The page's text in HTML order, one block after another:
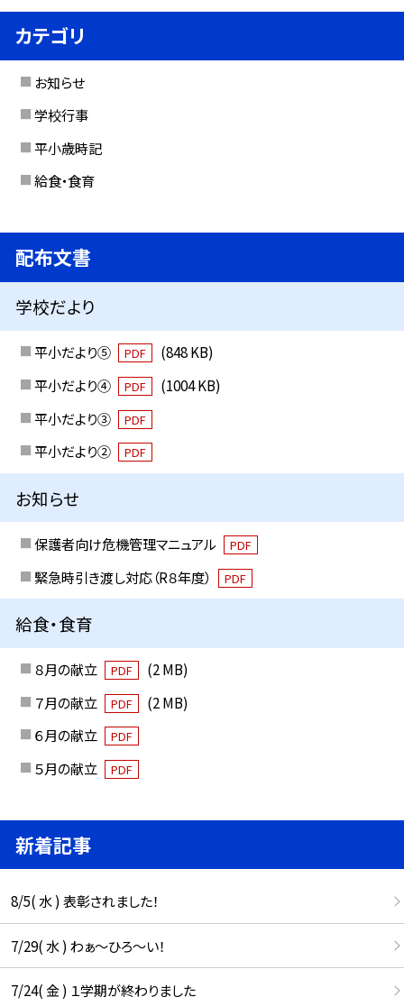
カテゴリ
お知らせ
学校行事
平小歳時記
給食・食育
配布文書
学校だより
平小だより⑤ PDF
(848 KB)
平小だより④
PDF
(1004 KB)
平小だより③
PDF
平小だより② PDF
お知らせ
保護者向け危機管理マニュアル PDF
緊急時引き渡し対応（R８年度） PDF
給食・食育
８月の献立 PDF
(2 MB)
７月の献立
PDF
(2 MB)
６月の献立
PDF
５月の献立 PDF
新着記事
8/5( 水 ) 表彰されました！
7/29( 水 ) わぁ～ひろ～い！
7/24( 金 ) １学期が終わりました